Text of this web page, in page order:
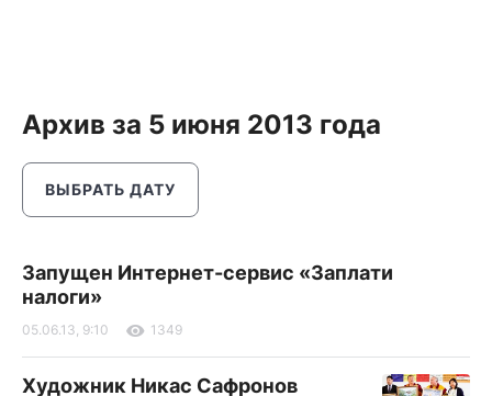
Архив за 5 июня 2013 года
ВЫБРАТЬ ДАТУ
Запущен Интернет-сервис «Заплати
налоги»
05.06.13, 9:10 1349
Художник Никас Сафронов